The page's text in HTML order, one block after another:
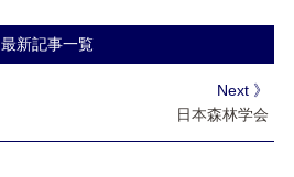
最新記事一覧
Next 》
日本森林学会